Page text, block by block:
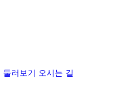
둘러보기 오시는 길